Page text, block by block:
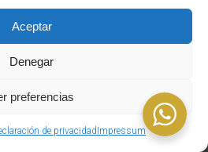
Aceptar
Denegar
preferencias
de privacidad Impressum
Jackson Tyler-Lummer o Julia
clases de